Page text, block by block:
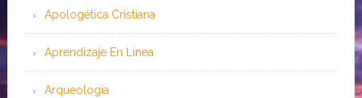
Apologética Cristiana
Aprendizaje En Línea
Arqueología